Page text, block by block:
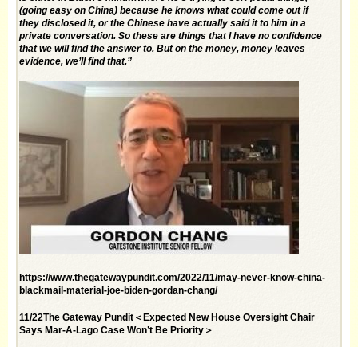
(going easy on China) because he knows what could come out if
they disclosed it, or the Chinese have actually said it to him in a
private conversation. So these are things that I have no confidence
that we will find the answer to. But on the money, money leaves
evidence, we’ll find that.”
https://www.thegatewaypundit.com/2022/11/may-never-know-china-
blackmail-material-joe-biden-gordan-chang/
11/22The Gateway Pundit＜Expected New House Oversight Chair
Says Mar-A-Lago Case Won’t Be Priority＞